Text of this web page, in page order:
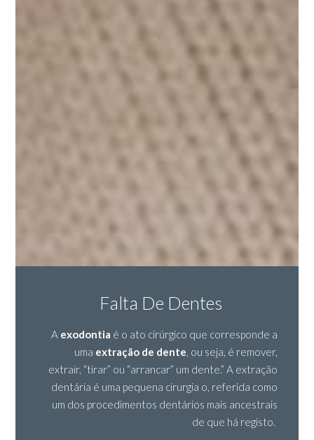
Falta De Dentes
A exodontia é o ato cirúrgico que corresponde a
uma extração de dente, ou seja, é remover,
extrair, “tirar” ou “arrancar” um dente.” A extração
dentária é uma pequena cirurgia o, referida como
um dos procedimentos dentários mais ancestrais
de que há registo.